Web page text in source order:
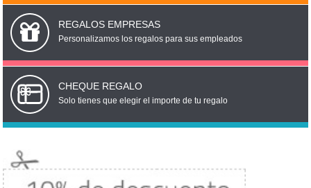
REGALOS EMPRESAS
Personalizamos los regalos para sus empleados
CHEQUE REGALO
Solo tienes que elegir el importe de tu regalo